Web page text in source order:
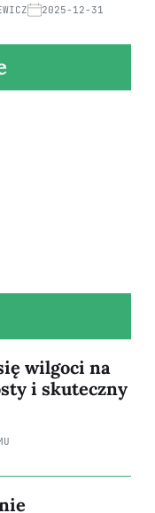
2025-12-31
wilgoci na
i skuteczny